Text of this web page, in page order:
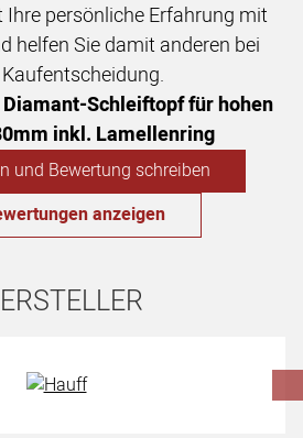
Ihre persönliche Erfahrung mit
helfen Sie damit anderen bei
Schleiftopf für hohen
inkl. Lamellenring
und Bewertung schreiben
anzeigen